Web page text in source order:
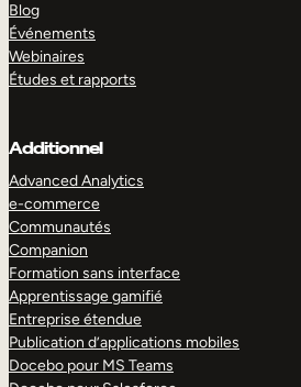
Blog
Événements
Webinaires
Études et rapports
Additionnel
Advanced Analytics
e-commerce
Communautés
Companion
Formation sans interface
Apprentissage gamifié
Entreprise étendue
Publication d’applications mobiles
Docebo pour MS Teams